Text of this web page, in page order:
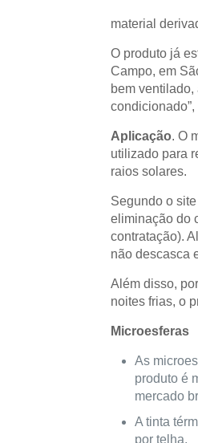
material
O produto já
Campo, em
bem
condicionado”,
Aplicação. O
utilizado para
raios solares.
Segundo o
eliminação do
contratação).
não descasca
Além disso,
noites frias, o
Microesferas
As
produto é
mercado
A tinta
por telha.